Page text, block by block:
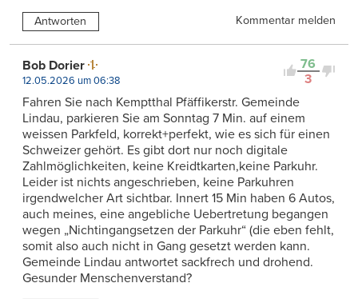
Antworten Kommentar melden
76
3
Bob Dorier
12.05.2026 um 06:38
Fahren Sie nach Kemptthal Pfäffikerstr. Gemeinde
Lindau, parkieren Sie am Sonntag 7 Min. auf einem
weissen Parkfeld, korrekt+perfekt, wie es sich für einen
Schweizer gehört. Es gibt dort nur noch digitale
Zahlmöglichkeiten, keine Kreidtkarten,keine Parkuhr.
Leider ist nichts angeschrieben, keine Parkuhren
irgendwelcher Art sichtbar. Innert 15 Min haben 6 Autos,
auch meines, eine angebliche Uebertretung begangen
wegen „Nichtingangsetzen der Parkuhr“ (die eben fehlt,
somit also auch nicht in Gang gesetzt werden kann.
Gemeinde Lindau antwortet sackfrech und drohend.
Gesunder Menschenverstand?